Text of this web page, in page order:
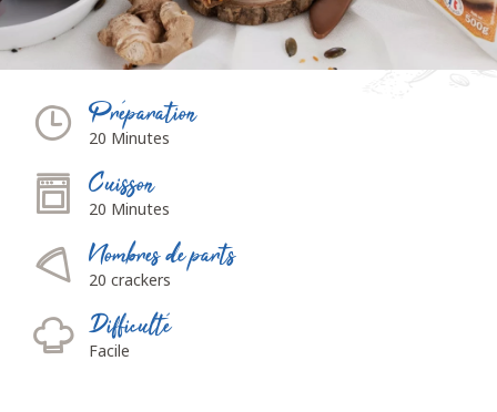
Préparation
20 Minutes
Cuisson
20 Minutes
Nombres de parts
20 crackers
Difficulté
Facile